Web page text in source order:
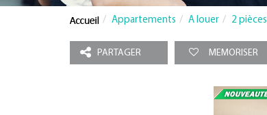
Appartements A louer 2 pièces
PARTAGER MEMORISER